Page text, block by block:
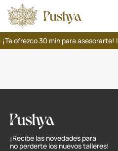
¡Te ofrezco 30 min para asesorarte! |
¡Recibe las novedades para
no perderte los nuevos talleres!